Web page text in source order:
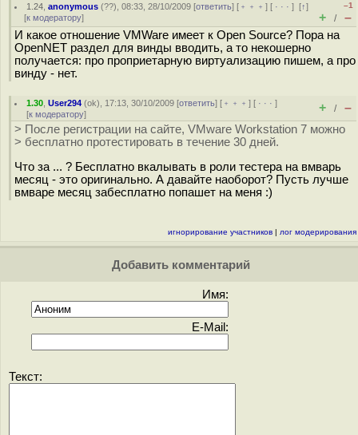
1.24 ,anonymous (??), 08:33, 28/10/2009 [ответить] [ ﹢﹢﹢] [ · · ·][↑]
[к модератору]
–1
+ / –
И какое отношение VMWare имеет к Open Source? Пора на
OpenNET раздел для винды вводить, а то некошерно
получается: про проприетарную виртуализацию пишем, а про
винду - нет.
1.30 ,User294 (ok), 17:13, 30/10/2009 [ответить] [ ﹢﹢﹢] [ · · ·]
[к модератору] + / –
> После регистрации на сайте, VMware Workstation 7 можно
> бесплатно протестировать в течение 30 дней.
Что за ... ? Бесплатно вкалывать в роли тестера на вмварь
месяц - это оригинально. А давайте наоборот? Пусть лучше
вмваре месяц забесплатно попашет на меня :)
игнорирование участников | лог модерирования
Добавить комментарий
Имя:
E-Mail:
Текст: